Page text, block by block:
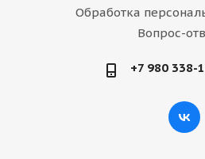
Обработка
Вопрос-
+7 980 338-